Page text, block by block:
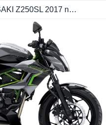
KAWASAKI Z250SL 2017 new color